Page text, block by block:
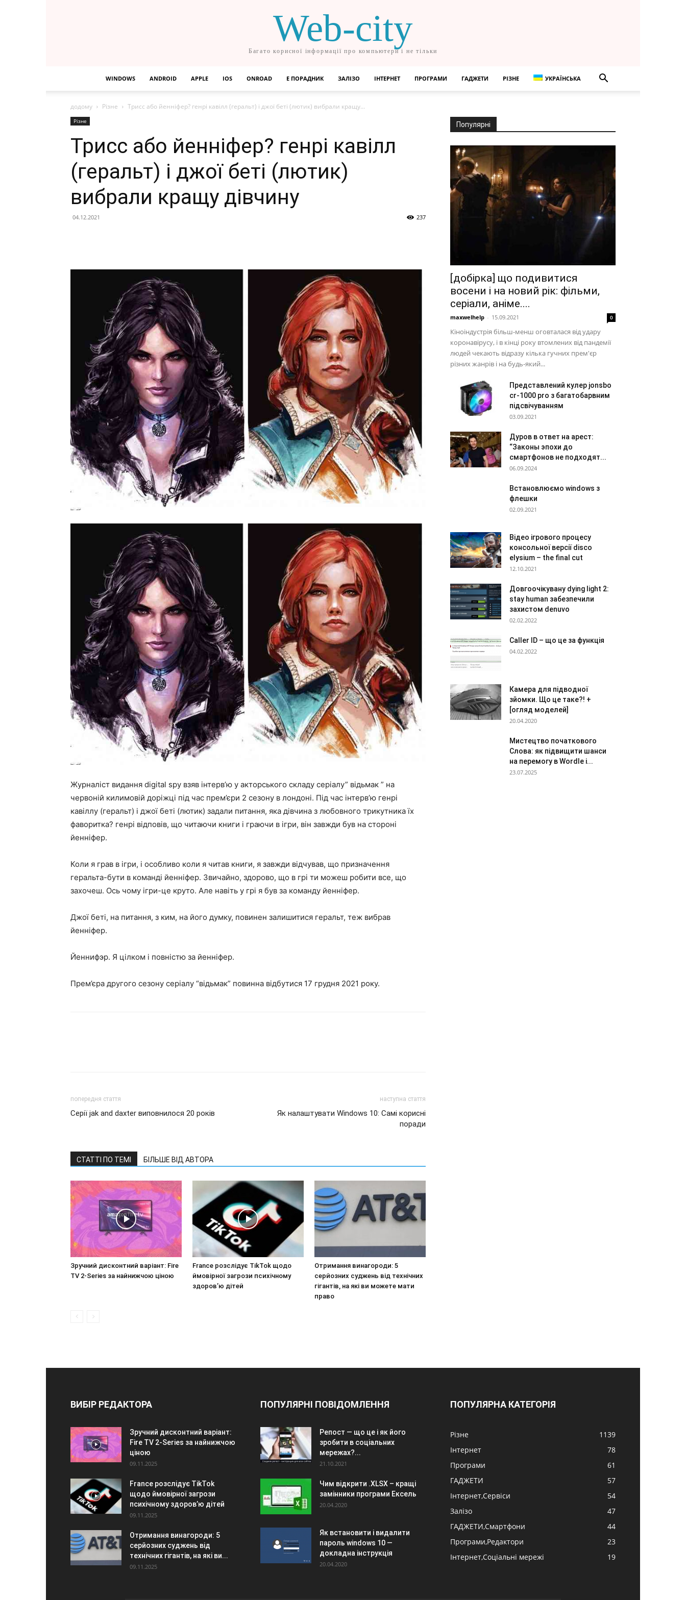
Web-city
Багато корисної інформації про компьютери і не тільки
WINDOWS ANDROID APPLE IOS ONROAD Е ПОРАДНИК ЗАЛІЗО ІНТЕРНЕТ ПРОГРАМИ ГАДЖЕТИ РІЗНЕ УКРАЇНСЬКА
додому Різне Трисс або йенніфер? генрі кавілл (геральт) і джої беті (лютик) вибрали кращу...
Різне
Трисс або йенніфер? генрі кавілл
(геральт) і джої беті (лютик)
вибрали кращу дівчину
04.12.2021 237
Журналіст видання digital spy взяв інтерв’ю у акторського складу серіалу” відьмак ” на
червоній килимовій доріжці під час прем’єри 2 сезону в лондоні. Під час інтерв’ю генрі
кавіллу (геральт) і джої беті (лютик) задали питання, яка дівчина з любовного трикутника їх
фаворитка? генрі відповів, що читаючи книги і граючи в ігри, він завжди був на стороні
йенніфер.
Коли я грав в ігри, і особливо коли я читав книги, я завжди відчував, що призначення
геральта-бути в команді йенніфер. Звичайно, здорово, що в грі ти можеш робити все, що
захочеш. Ось чому ігри-це круто. Але навіть у грі я був за команду йенніфер.
Джої беті, на питання, з ким, на його думку, повинен залишитися геральт, теж вибрав
йенніфер.
Йеннифэр. Я цілком і повністю за йенніфер.
Прем’єра другого сезону серіалу “відьмак” повинна відбутися 17 грудня 2021 року.
попередня стаття
Серії jak and daxter виповнилося 20 років
наступна стаття
Як налаштувати Windows 10: Самі корисні
поради
СТАТТІ ПО ТЕМІ БІЛЬШЕ ВІД АВТОРА
Зручний дисконтний варіант: Fire
TV 2-Series за найнижчою ціною
France розслідує TikTok щодо
ймовірної загрози психічному
здоров’ю дітей
Отримання винагороди: 5
серйозних суджень від технічних
гігантів, на які ви можете мати
право
Популярні
[добірка] що подивитися
восени і на новий рік: фільми,
серіали, аніме....
maxwelhelp - 15.09.2021 0
Кіноіндустрія більш-менш оговталася від удару
коронавірусу, і в кінці року втомлених від пандемії
людей чекають відразу кілька гучних прем'єр
різних жанрів і на будь-який...
Представлений кулер jonsbo
cr-1000 pro з багатобарвним
підсвічуванням
03.09.2021
Дуров в ответ на арест:
“Законы эпохи до
смартфонов не подходят...
06.09.2024
Встановлюємо windows з
флешки
02.09.2021
Відео ігрового процесу
консольної версії disco
elysium – the final cut
12.10.2021
Довгоочікувану dying light 2:
stay human забезпечили
захистом denuvo
02.02.2022
Caller ID – що це за функція
04.02.2022
Камера для підводної
зйомки. Що це таке?! +
[огляд моделей]
20.04.2020
Мистецтво початкового
Слова: як підвищити шанси
на перемогу в Wordle і...
23.07.2025
ВИБІР РЕДАКТОРА
Зручний дисконтний варіант:
Fire TV 2-Series за найнижчою
ціною
09.11.2025
France розслідує TikTok
щодо ймовірної загрози
психічному здоров’ю дітей
09.11.2025
Отримання винагороди: 5
серйозних суджень від
технічних гігантів, на які ви...
09.11.2025
ПОПУЛЯРНІ ПОВІДОМЛЕННЯ
Репост — що це і як його
зробити в соціальних
мережах?...
21.10.2021
Чим відкрити .XLSX – кращі
замінники програми Ексель
20.04.2020
Як встановити і видалити
пароль windows 10 —
докладна інструкція
20.04.2020
ПОПУЛЯРНА КАТЕГОРІЯ
Різне
1139
Інтернет
78
Програми
61
ГАДЖЕТИ
57
Інтернет,Сервіси
54
Залізо
47
ГАДЖЕТИ,Смартфони
44
Програми,Редактори
23
Інтернет,Соціальні мережі
19